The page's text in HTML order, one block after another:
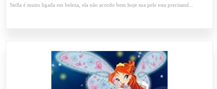
Stella é muito ligada em beleza, ela não acordo bem hoje sua pele esta precisand...